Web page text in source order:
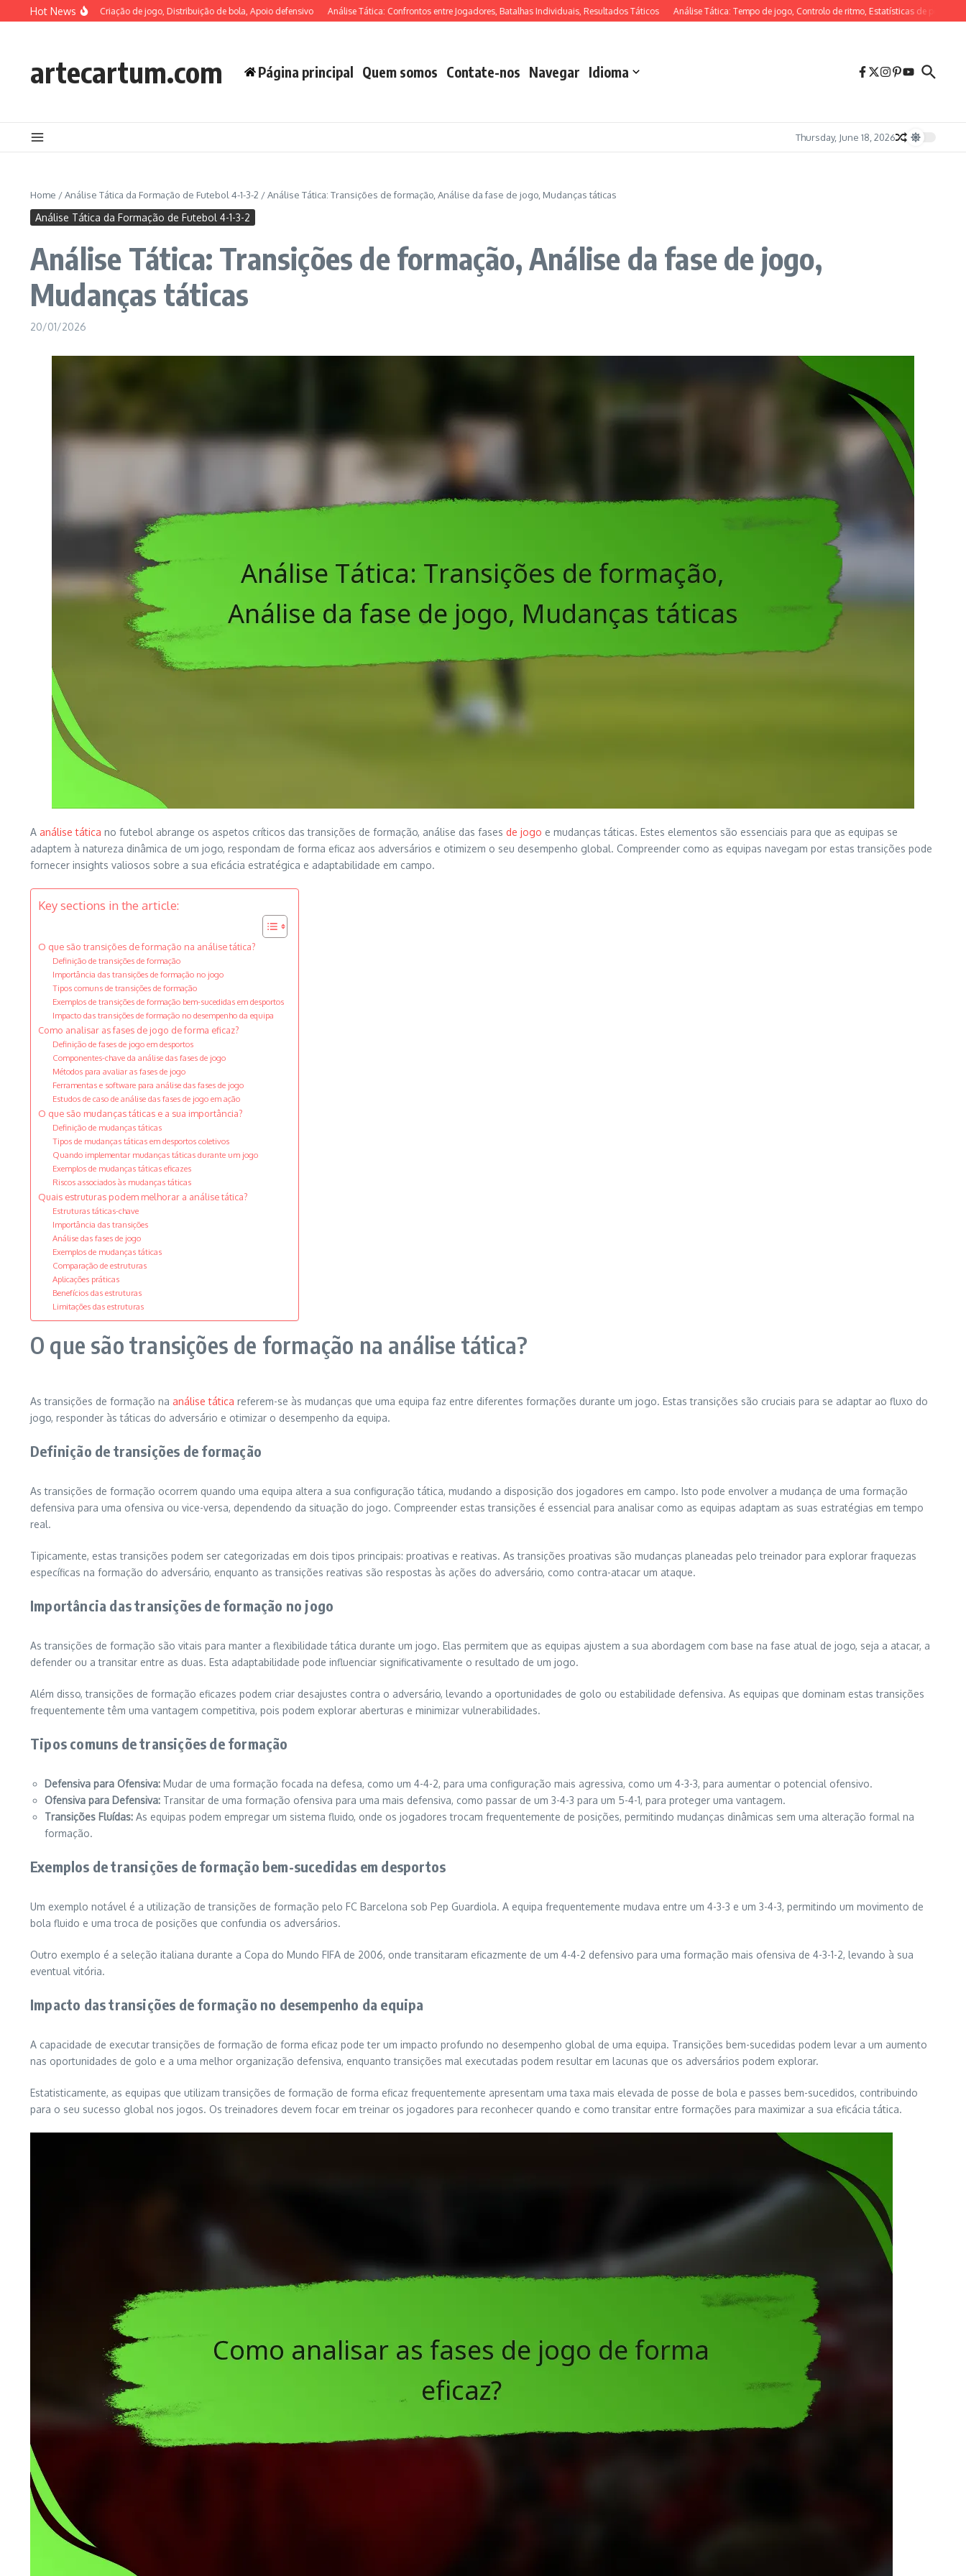
Skip to content
Hot News
Centro no 4-1-3-2: Criação de jogo, Distribuição de bola, Apoio defensivo Análise Tática: Confrontos entre Jogadores, Batalhas Individuais, Resultados Táticos Análise Tática: Tempo de jogo, Controlo de ritmo, Estatísticas de posse
artecartum.com Página principal Quem somos Contate-nos Navegar Idioma
Thursday, June 18, 2026
Home /Análise Tática da Formação de Futebol 4-1-3-2 /Análise Tática: Transições de formação, Análise da fase de jogo, Mudanças táticas
Análise Tática da Formação de Futebol 4-1-3-2
Análise Tática: Transições de formação, Análise da fase de jogo,
Mudanças táticas
20/01/2026
A análise tática no futebol abrange os aspetos críticos das transições de formação, análise das fases de jogo e mudanças táticas. Estes elementos são essenciais para que as equipas se
adaptem à natureza dinâmica de um jogo, respondam de forma eficaz aos adversários e otimizem o seu desempenho global. Compreender como as equipas navegam por estas transições pode
fornecer insights valiosos sobre a sua eficácia estratégica e adaptabilidade em campo.
Key sections in the article:
O que são transições de formação na análise tática?
Definição de transições de formação
Importância das transições de formação no jogo
Tipos comuns de transições de formação
Exemplos de transições de formação bem-sucedidas em desportos
Impacto das transições de formação no desempenho da equipa
Como analisar as fases de jogo de forma eficaz?
Definição de fases de jogo em desportos
Componentes-chave da análise das fases de jogo
Métodos para avaliar as fases de jogo
Ferramentas e software para análise das fases de jogo
Estudos de caso de análise das fases de jogo em ação
O que são mudanças táticas e a sua importância?
Definição de mudanças táticas
Tipos de mudanças táticas em desportos coletivos
Quando implementar mudanças táticas durante um jogo
Exemplos de mudanças táticas eficazes
Riscos associados às mudanças táticas
Quais estruturas podem melhorar a análise tática?
Estruturas táticas-chave
Importância das transições
Análise das fases de jogo
Exemplos de mudanças táticas
Comparação de estruturas
Aplicações práticas
Benefícios das estruturas
Limitações das estruturas
O que são transições de formação na análise tática?
As transições de formação na análise tática referem-se às mudanças que uma equipa faz entre diferentes formações durante um jogo. Estas transições são cruciais para se adaptar ao fluxo do
jogo, responder às táticas do adversário e otimizar o desempenho da equipa.
Definição de transições de formação
As transições de formação ocorrem quando uma equipa altera a sua configuração tática, mudando a disposição dos jogadores em campo. Isto pode envolver a mudança de uma formação
defensiva para uma ofensiva ou vice-versa, dependendo da situação do jogo. Compreender estas transições é essencial para analisar como as equipas adaptam as suas estratégias em tempo
real.
Tipicamente, estas transições podem ser categorizadas em dois tipos principais: proativas e reativas. As transições proativas são mudanças planeadas pelo treinador para explorar fraquezas
específicas na formação do adversário, enquanto as transições reativas são respostas às ações do adversário, como contra-atacar um ataque.
Importância das transições de formação no jogo
As transições de formação são vitais para manter a flexibilidade tática durante um jogo. Elas permitem que as equipas ajustem a sua abordagem com base na fase atual de jogo, seja a atacar, a
defender ou a transitar entre as duas. Esta adaptabilidade pode influenciar significativamente o resultado de um jogo.
Além disso, transições de formação eficazes podem criar desajustes contra o adversário, levando a oportunidades de golo ou estabilidade defensiva. As equipas que dominam estas transições
frequentemente têm uma vantagem competitiva, pois podem explorar aberturas e minimizar vulnerabilidades.
Tipos comuns de transições de formação
Defensiva para Ofensiva: Mudar de uma formação focada na defesa, como um 4-4-2, para uma configuração mais agressiva, como um 4-3-3, para aumentar o potencial ofensivo.
Ofensiva para Defensiva: Transitar de uma formação ofensiva para uma mais defensiva, como passar de um 3-4-3 para um 5-4-1, para proteger uma vantagem.
Transições Fluídas: As equipas podem empregar um sistema fluido, onde os jogadores trocam frequentemente de posições, permitindo mudanças dinâmicas sem uma alteração formal na
formação.
Exemplos de transições de formação bem-sucedidas em desportos
Um exemplo notável é a utilização de transições de formação pelo FC Barcelona sob Pep Guardiola. A equipa frequentemente mudava entre um 4-3-3 e um 3-4-3, permitindo um movimento de
bola fluido e uma troca de posições que confundia os adversários.
Outro exemplo é a seleção italiana durante a Copa do Mundo FIFA de 2006, onde transitaram eficazmente de um 4-4-2 defensivo para uma formação mais ofensiva de 4-3-1-2, levando à sua
eventual vitória.
Impacto das transições de formação no desempenho da equipa
A capacidade de executar transições de formação de forma eficaz pode ter um impacto profundo no desempenho global de uma equipa. Transições bem-sucedidas podem levar a um aumento
nas oportunidades de golo e a uma melhor organização defensiva, enquanto transições mal executadas podem resultar em lacunas que os adversários podem explorar.
Estatisticamente, as equipas que utilizam transições de formação de forma eficaz frequentemente apresentam uma taxa mais elevada de posse de bola e passes bem-sucedidos, contribuindo
para o seu sucesso global nos jogos. Os treinadores devem focar em treinar os jogadores para reconhecer quando e como transitar entre formações para maximizar a sua eficácia tática.